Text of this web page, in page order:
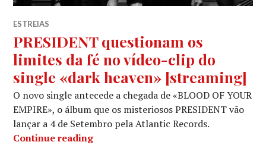
ESTREIAS
PRESIDENT questionam os
limites da fé no vídeo-clip do
single «dark heaven» [streaming]
O novo single antecede a chegada de «BLOOD OF YOUR
EMPIRE», o álbum que os misteriosos PRESIDENT vão
lançar a 4 de Setembro pela Atlantic Records.
Continue readingPRESIDENT questionam os limites